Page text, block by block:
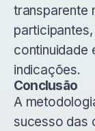
transparente
continuidade
indicações.
Conclusão
A
sucesso das